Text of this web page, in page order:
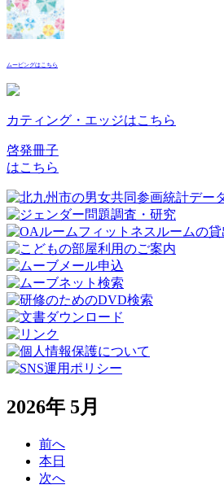
ムービングはこちら
カティング・エッジはこちら
啓発冊子
はこちら
2026年 5月
前へ
本日
次へ